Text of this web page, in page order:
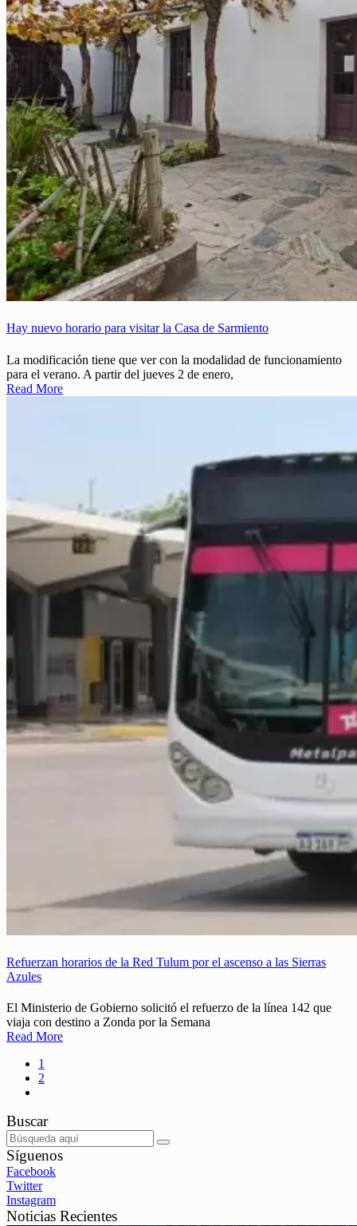
Hay nuevo horario para visitar la Casa de Sarmiento
La modificación tiene que ver con la modalidad de funcionamiento
para el verano. A partir del jueves 2 de enero,
Read More
Refuerzan horarios de la Red Tulum por el ascenso a las Sierras
Azules
El Ministerio de Gobierno solicitó el refuerzo de la línea 142 que
viaja con destino a Zonda por la Semana
Read More
1
2
Buscar
Síguenos
Facebook
Twitter
Instagram
Noticias Recientes